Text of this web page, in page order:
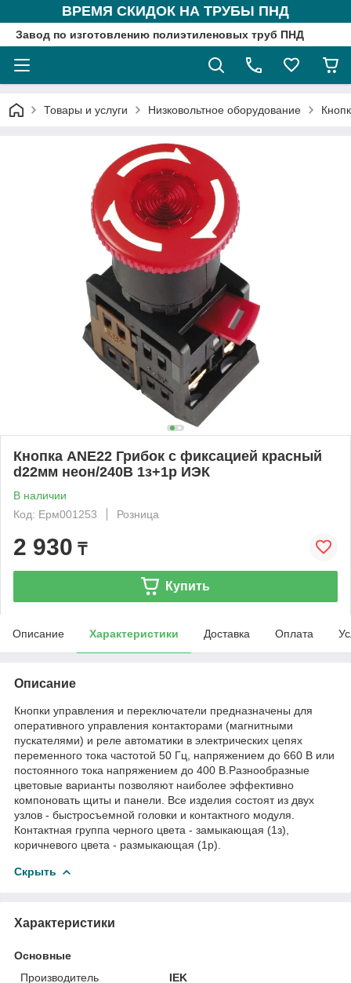
ВРЕМЯ СКИДОК НА ТРУБЫ ПНД
Завод по изготовлению полиэтиленовых труб ПНД
Товары и услуги Низковольтное оборудование
Кнопка ANE22 Грибок с фиксацией красный
d22мм неон/240В 1з+1р ИЭК
В наличии
Код: Ерм001253
Розница
2 930 ₸
Купить
Описание Характеристики Доставка Оплата
Описание
Кнопки управления и переключатели предназначены для
оперативного управления контакторами (магнитными
пускателями) и реле автоматики в электрических цепях
переменного тока частотой 50 Гц, напряжением до 660 В или
постоянного тока напряжением до 400 В.Разнообразные
цветовые варианты позволяют наиболее эффективно
компоновать щиты и панели. Все изделия состоят из двух
узлов - быстросъемной головки и контактного модуля.
Контактная группа черного цвета - замыкающая (1з),
коричневого цвета - размыкающая (1р).
Скрыть
Характеристики
Основные
Производитель
IEK